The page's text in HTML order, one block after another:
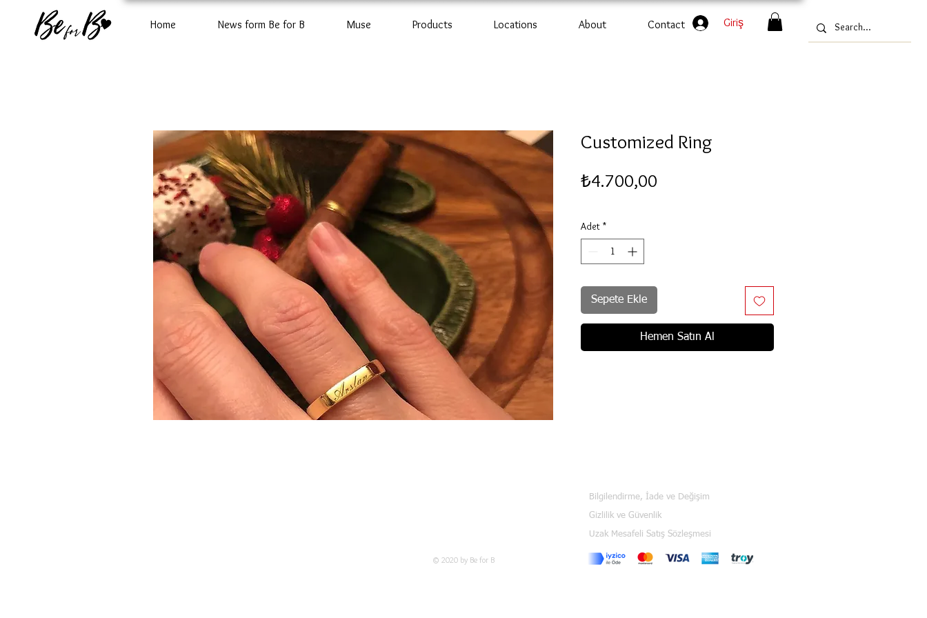
Home News form Be for B Muse Products Locations About Contact Giriş
Customized Ring
₺4.700,00
Adet *
Sepete Ekle
Hemen Satın Al
Gizlilik ve Güvenlik
Bilgilendirme, İade ve Değişim
Uzak Mesafeli Satış Sözleşmesi
© 2020 by Be for B